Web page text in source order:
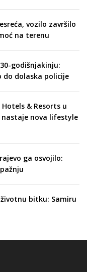
vozilo završilo
na terenu
godišnjakinju:
do dolaska policije
& Resorts u
nova lifestyle
ga osvojilo:
bitku: Samiru